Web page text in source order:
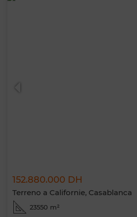
152.880.000 DH
Terreno a Californie, Casablanca
23550 m²